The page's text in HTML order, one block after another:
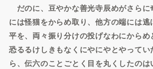
だのに、豆やかな善光寺辰めがさらに
には怪猫をからめ取り、他方の端には
平を、両々振り分けの投げなわにからめ
恐るるけしきもなくにやにやとやって
ら、伝六のことごとく目を丸くしたのは